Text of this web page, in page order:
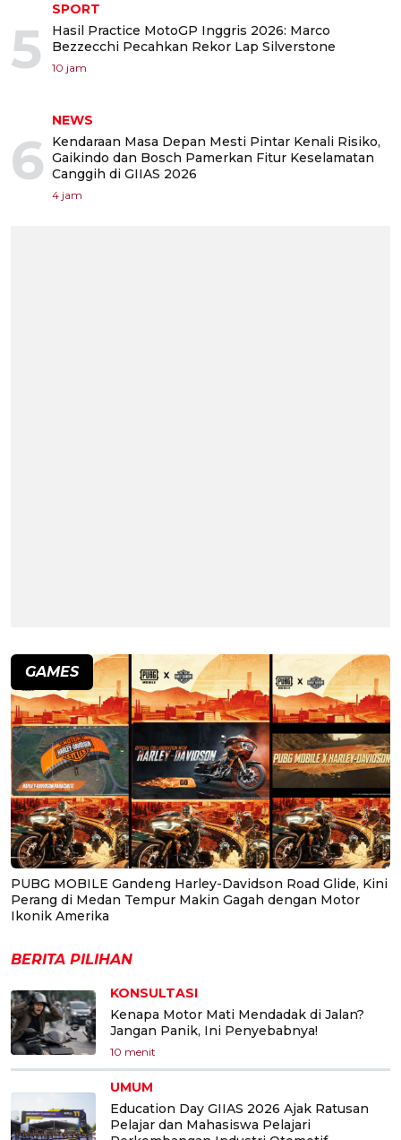
5
SPORT
Hasil Practice MotoGP Inggris 2026: Marco
Bezzecchi Pecahkan Rekor Lap Silverstone
10 jam
6
NEWS
Kendaraan Masa Depan Mesti Pintar Kenali Risiko,
Gaikindo dan Bosch Pamerkan Fitur Keselamatan
Canggih di GIIAS 2026
4 jam
GAMES
PUBG MOBILE Gandeng Harley-Davidson Road Glide, Kini
Perang di Medan Tempur Makin Gagah dengan Motor
Ikonik Amerika
BERITA PILIHAN
KONSULTASI
Kenapa Motor Mati Mendadak di Jalan?
Jangan Panik, Ini Penyebabnya!
10 menit
UMUM
Education Day GIIAS 2026 Ajak Ratusan
Pelajar dan Mahasiswa Pelajari